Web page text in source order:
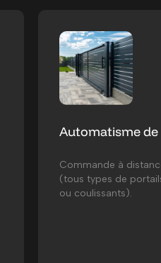
Automatisme
Commande à
(tous types de
ou coulissants).